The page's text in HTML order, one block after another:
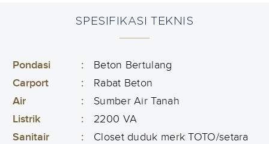
SPESIFIKASI TEKNIS
Pondasi :
Beton Bertulang
Carport
:
Rabat Beton
Air
:
Sumber Air Tanah
Listrik
:
2200 VA
Sanitair
:
Closet duduk merk TOTO/setara